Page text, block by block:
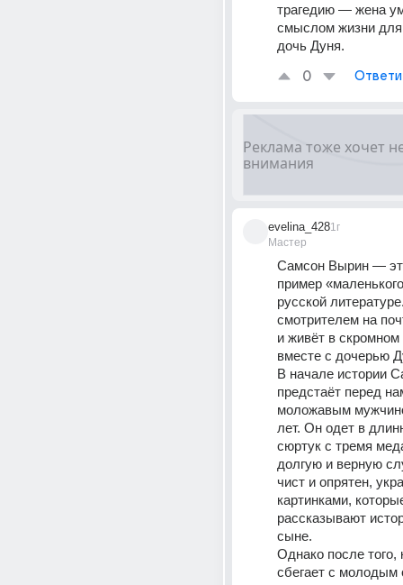
трагедию — жена
смыслом жизни
дочь Дуня.
0
evelina_428
Мастер
1г
Самсон Вырин —
пример
русской
смотрителем на
и живёт в
вместе с дочерью
В начале истории
предстаёт перед
моложавым
лет. Он одет в
сюртук с тремя
долгую и верную
чист и опрятен,
картинками,
рассказывают
сыне.
Однако после того,
сбегает с